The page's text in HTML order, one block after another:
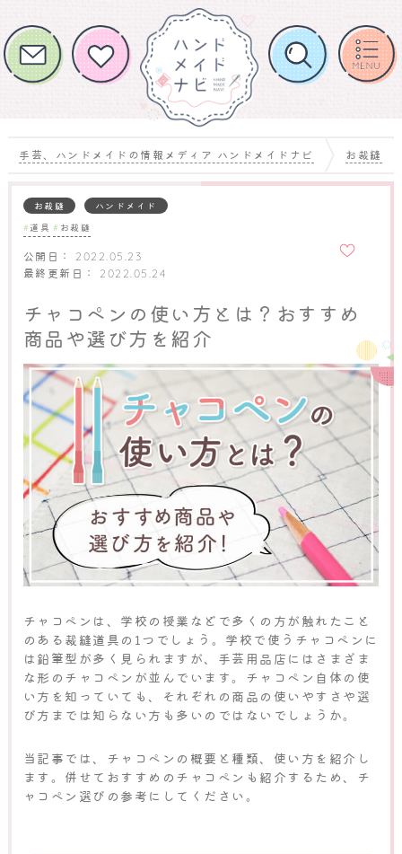
手芸、ハンドメイドの情報メディア ハンドメイドナビ お裁縫
お裁縫 ハンドメイド
道具 お裁縫
公開日： 2022.05.23
最終更新日： 2022.05.24
入りに
チャコペンの使い方とは？おすすめ
商品や選び方を紹介
チャコペンは、学校の授業などで多くの方が触れたこと
のある裁縫道具の1つでしょう。学校で使うチャコペンに
は鉛筆型が多く見られますが、手芸用品店にはさまざま
な形のチャコペンが並んでいます。チャコペン自体の使
い方を知っていても、それぞれの商品の使いやすさや選
び方までは知らない方も多いのではないでしょうか。
当記事では、チャコペンの概要と種類、使い方を紹介し
ます。併せておすすめのチャコペンも紹介するため、チ
ャコペン選びの参考にしてください。